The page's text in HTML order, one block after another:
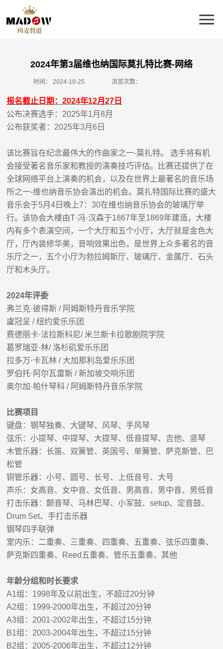
2024年第3届维也纳国际莫扎特比赛-网络
时间： 2024-10-25 浏览次数：
报名截止日期：2024年12月27 日
公布决赛选手： 2025年1月8月
公布获奖者： 2025年3月6 日
该比赛旨在纪念最伟大的作曲家之一-莫扎特。 选手将有机
会接受著名音乐家和教授的演奏技巧评估。比赛还提供了在
全球网络平台上演奏的机会，以及在世界上最著名的音乐场
所之一-维也纳音乐协会演出的机会。莫扎特国际比赛的盛大
音乐会于5月4 日晚上7 ：30在维也纳音乐协会的玻璃厅举
行。该协会大楼由T·冯·汉森于1867年至1869年建造，大楼
内有多个表演空间，一个大厅和五个小厅，大厅就是金色大
厅，厅內装修华美，音响效果出色，是世界上众多著名的音
乐厅之一， 五个小厅为勃拉姆斯厅、玻璃厅、金属厅、石头
厅和木头厅。
2024年评委
弗兰克·彼得斯/ 阿姆斯特丹音乐学院
盧冠呈 /纽约爱乐乐团
费德丽卡·法拉斯科尼/ 米兰斯卡拉歌剧院学院
葛罗瑞亚·林/ 洛杉矶爱乐乐团
拉多万·卡瓦林/ 大加那利岛爱乐乐团
罗伯托· 阿尔瓦雷斯/新加坡交响乐团
奥尔加 ·帕什琴科/ 阿姆斯特丹音乐学院
比赛项目
键盘：钢琴独奏、大键琴、风琴、手风琴
弦乐：小提琴、中提琴、大提琴、低音提琴、吉他、竖琴
木管乐器：长笛、双簧管、英国号、单簧管、萨克斯管、巴
松管
铜管乐器：小号、圆号、长号、上低音号、大号
声乐：女高音、女中音、女低音、男高音、男中音、男低音
打击乐器：颤音琴、马林巴琴、小军鼓、setup、定音鼓、
Drum Set、手打击乐器
钢琴四手联弹
室内乐：二重奏、三重奏、四重奏、五重奏、弦乐四重奏、
萨克斯四重奏、 Reed 五重奏、管乐五重奏、其他
年龄分组和时长要求
A1组： 1998年及以前出生，不超过20分钟
A2组： 1999-2000年出生，不超过20分钟
A3组： 2001-2002年出生，不超过15分钟
B1组： 2003-2004年出生，不超过15分钟
B2组： 2005-2006年出生，不超过12分钟